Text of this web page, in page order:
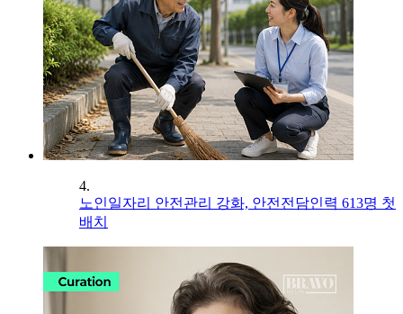
4.
노인일자리 안전관리 강화, 안전전담인력 613명 첫
배치